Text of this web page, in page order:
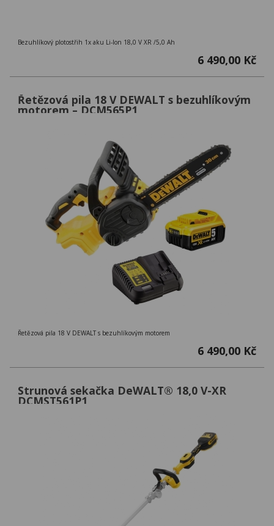
Bezuhlíkový plotostřih 1x aku Li-Ion 18,0 V XR /5,0 Ah
6 490,00 Kč
Řetězová pila 18 V DEWALT s bezuhlíkovým
motorem – DCM565P1
Řetězová pila 18 V DEWALT s bezuhlíkovým motorem
6 490,00 Kč
Strunová sekačka DeWALT® 18,0 V-XR
DCMST561P1